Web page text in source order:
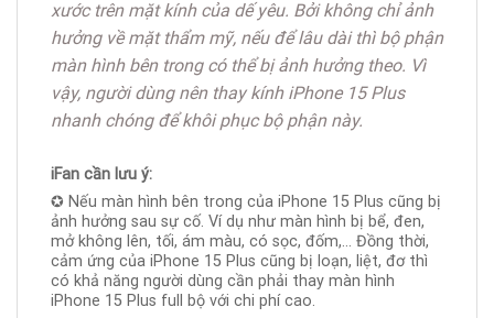
xước trên mặt kính của dế yêu. Bởi không chỉ ảnh
hưởng về mặt thẩm mỹ, nếu để lâu dài thì bộ phận
màn hình bên trong có thể bị ảnh hưởng theo. Vì
vậy, người dùng nên thay kính iPhone 15 Plus
nhanh chóng để khôi phục bộ phận này.
iFan cần lưu ý:
✪ Nếu màn hình bên trong của iPhone 15 Plus cũng bị
ảnh hưởng sau sự cố. Ví dụ như màn hình bị bể, đen,
mở không lên, tối, ám màu, có sọc, đốm,… Đồng thời,
cảm ứng của iPhone 15 Plus cũng bị loạn, liệt, đơ thì
có khả năng người dùng cần phải thay màn hình
iPhone 15 Plus full bộ với chi phí cao.